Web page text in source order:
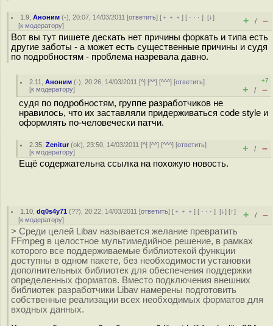
1.9 ,Аноним (-), 20:07, 14/03/2011 [ответить] [ ﹢﹢﹢] [ · · ·][↓]
[к модератору] + / –
Вот вы тут пишете дескать нет причины форкать и типа есть
другие заботы - а может есть существенные причины и судя
по подробностям - проблема назревала давно.
2.11 ,Аноним (-), 20:26, 14/03/2011 [^] [^^] [^^^] [ответить]
[к модератору]
+7
+ / –
судя по подробностям, группе разработчиков не
нравилось, что их заставляли придерживаться code style и
оформлять по-человечески патчи.
2.35 ,Zenitur(ok), 23:50, 14/03/2011 [^] [^^] [^^^] [ответить]
[к модератору] + / –
Ещё содержательна ссылка на похожую новость.
1.10 ,dq0s4y71 (??), 20:22, 14/03/2011 [ответить] [ ﹢﹢﹢] [ · · ·][↓] [↑]
[к модератору] + / –
> Среди целей Libav называется желание превратить
FFmpeg в целостное мультимедийное решение, в рамках
которого все поддерживаемые библиотекой функции
доступны в одном пакете, без необходимости установки
дополнительных библиотек для обеспечения поддержки
определенных форматов. Вместо подключения внешних
библиотек разработчики Libav намерены подготовить
собственные реализации всех необходимых форматов для
входных данных.